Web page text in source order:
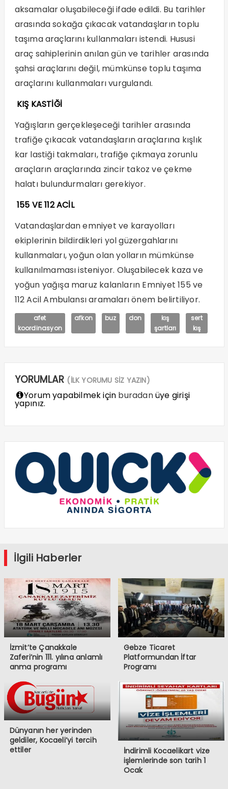
aksamalar oluşabileceği ifade edildi. Bu tarihler
arasında sokağa çıkacak vatandaşların toplu
taşıma araçlarını kullanmaları istendi. Hususi
araç sahiplerinin anılan gün ve tarihler arasında
şahsi araçlarını değil, mümkünse toplu taşıma
araçlarını kullanmaları vurgulandı.
KIŞ KASTİĞİ
Yağışların gerçekleşeceği tarihler arasında
trafiğe çıkacak vatandaşların araçlarına kışlık
kar lastiği takmaları, trafiğe çıkmaya zorunlu
araçların araçlarında zincir takoz ve çekme
halatı bulundurmaları gerekiyor.
155 VE 112 ACİL
Vatandaşlardan emniyet ve karayolları
ekiplerinin bildirdikleri yol güzergahlarını
kullanmaları, yoğun olan yolların mümkünse
kullanılmaması isteniyor. Oluşabilecek kaza ve
yoğun yağışa maruz kalanların Emniyet 155 ve
112 Acil Ambulansı aramaları önem belirtiliyor.
afet
koordinasyon
afkon buz don
kış
şartları
sert
kış
YORUMLAR (İLK YORUMU SİZ YAZIN)
Yorum yapabilmek için buradanüye girişi
yapınız.
İlgili Haberler
İzmit’te Çanakkale
Zaferi’nin 111. yılına anlamlı
anma programı
Gebze Ticaret
Platformundan İftar
Programı
Dünyanın her yerinden
geldiler, Kocaeli’yi tercih
ettiler
İndirimli Kocaelikart vize
işlemlerinde son tarih 1
Ocak